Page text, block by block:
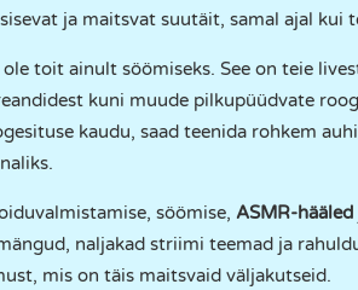
ja maitsvat suutäit, samal ajal kui
ole toit ainult söömiseks. See on teie
kuni muude pilkupüüdvate
kaudu, saad teenida rohkem
söömise, ASMR-hääled
naljakad striimi teemad ja
mis on täis maitsvaid väljakutseid.